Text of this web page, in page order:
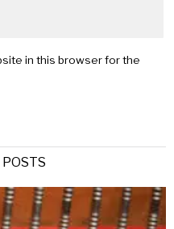
in this browser for the